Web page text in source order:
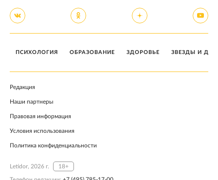
ПСИХОЛОГИЯ ОБРАЗОВАНИЕ ЗДОРОВЬЕ ЗВЕЗДЫ И
Редакция
Наши партнеры
Правовая информация
Условия использования
Политика конфиденциальности
Letidor, 2026 г. 18+